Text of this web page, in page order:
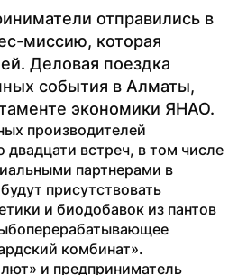
отправились в
миссию, которая
Деловая поездка
события в Алматы,
экономики ЯНАО.
производителей
двадцати встреч, в том числе
партнерами в
присутствовать
и биодобавок из пантов
комбинат».
и предприниматель